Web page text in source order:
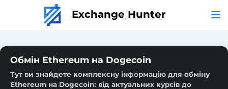
Exchange Hunter
Обмін Ethereum на Dogecoin
Тут ви знайдете комплексну інформацію для обміну
Ethereum на Dogecoin: від актуальних курсів до